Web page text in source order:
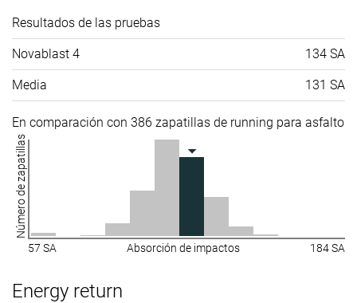
Resultados de las pruebas
Novablast 4 134 SA
Media 131 SA
En comparación con 386 zapatillas de running para asfalto
Número de zapatillas
57 SA Absorción de impactos 184 SA
Energy return